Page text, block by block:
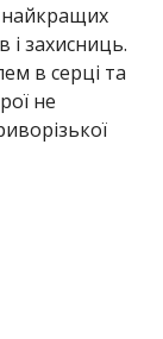
найкращих
і захисниць.
в серці та
не